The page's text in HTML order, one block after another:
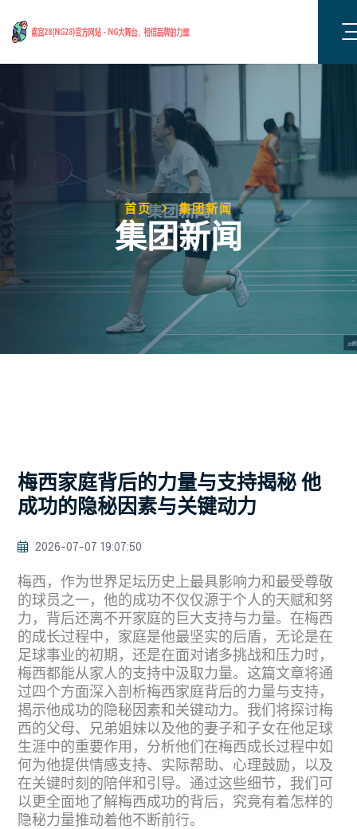
首页 集团新闻
集团新闻
梅西家庭背后的力量与支持揭秘 他
成功的隐秘因素与关键动力
2026-07-07 19:07:50
梅西，作为世界足坛历史上最具影响力和最受尊敬
的球员之一，他的成功不仅仅源于个人的天赋和努
力，背后还离不开家庭的巨大支持与力量。在梅西
的成长过程中，家庭是他最坚实的后盾，无论是在
足球事业的初期，还是在面对诸多挑战和压力时，
梅西都能从家人的支持中汲取力量。这篇文章将通
过四个方面深入剖析梅西家庭背后的力量与支持，
揭示他成功的隐秘因素和关键动力。我们将探讨梅
西的父母、兄弟姐妹以及他的妻子和子女在他足球
生涯中的重要作用，分析他们在梅西成长过程中如
何为他提供情感支持、实际帮助、心理鼓励，以及
在关键时刻的陪伴和引导。通过这些细节，我们可
以更全面地了解梅西成功的背后，究竟有着怎样的
隐秘力量推动着他不断前行。